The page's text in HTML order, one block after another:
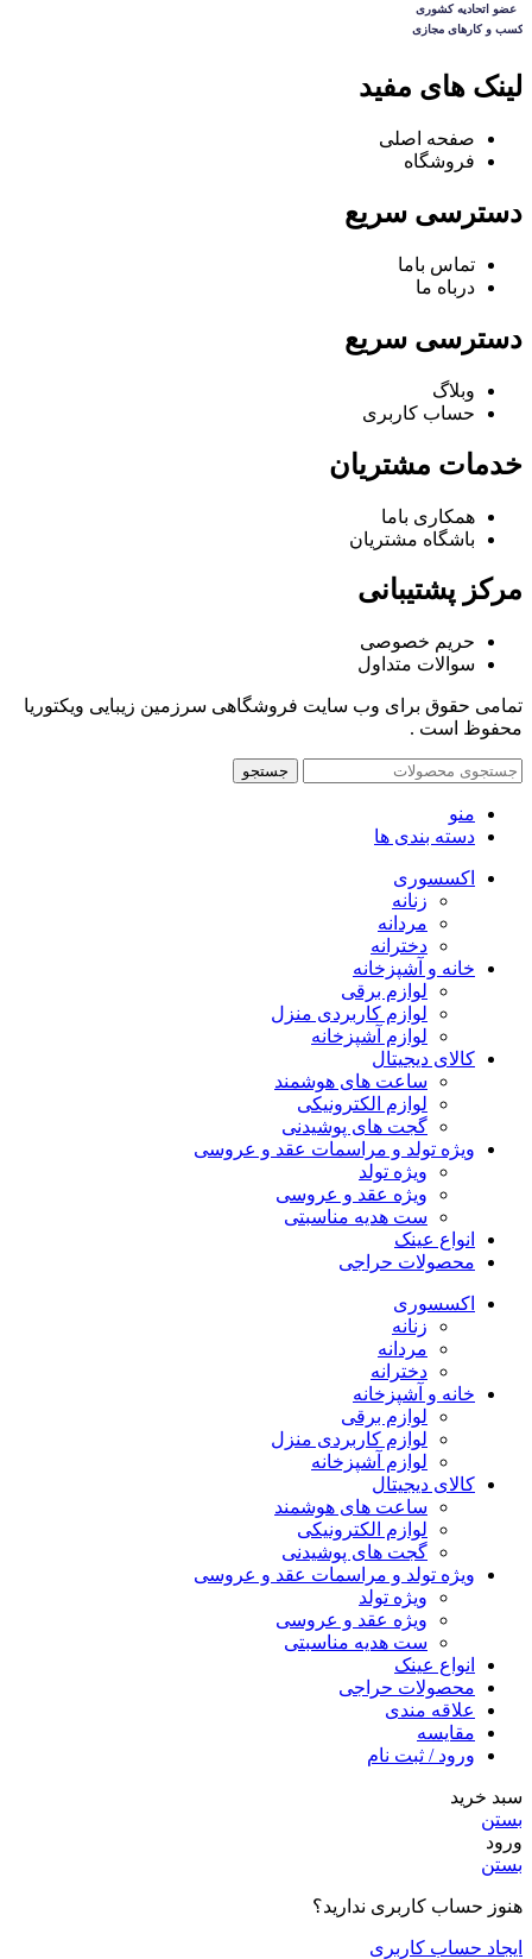
لینک های مفید
صفحه اصلی
فروشگاه
دسترسی سریع
تماس باما
درباه ما
دسترسی سریع
وبلاگ
حساب کاربری
خدمات مشتریان
همکاری باما
باشگاه مشتریان
مرکز پشتیبانی
حریم خصوصی
سوالات متداول
تمامی حقوق برای وب سایت فروشگاهی سرزمین زیبایی ویکتوریا
محفوظ است .
جستجو
منو
دسته بندی ها
اکسسوری
زنانه
مردانه
دخترانه
خانه و آشپزخانه
لوازم برقی
لوازم کاربردی منزل
لوازم آشپزخانه
کالای دیجیتال
ساعت های هوشمند
لوازم الکترونیکی
گجت های پوشیدنی
ویژه تولد و مراسمات عقد و عروسی
ویژه تولد
ویژه عقد و عروسی
ست هدیه مناسبتی
انواع عینک
محصولات حراجی
اکسسوری
زنانه
مردانه
دخترانه
خانه و آشپزخانه
لوازم برقی
لوازم کاربردی منزل
لوازم آشپزخانه
کالای دیجیتال
ساعت های هوشمند
لوازم الکترونیکی
گجت های پوشیدنی
ویژه تولد و مراسمات عقد و عروسی
ویژه تولد
ویژه عقد و عروسی
ست هدیه مناسبتی
انواع عینک
محصولات حراجی
علاقه مندی
مقایسه
ورود / ثبت نام
سبد خرید
بستن
ورود
بستن
هنوز حساب کاربری ندارید؟
ایجاد حساب کاربری